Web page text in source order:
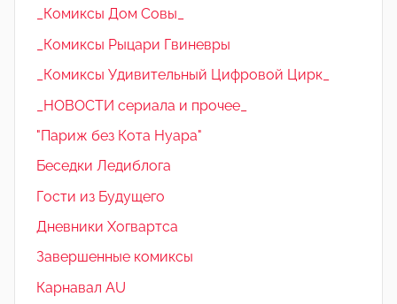
_Комиксы Дом Совы_
_Комиксы Рыцари Гвиневры
_Комиксы Удивительный Цифровой Цирк_
_НОВОСТИ сериала и прочее_
"Париж без Кота Нуара"
Беседки Ледиблога
Гости из Будущего
Дневники Хогвартса
Завершенные комиксы
Карнавал AU